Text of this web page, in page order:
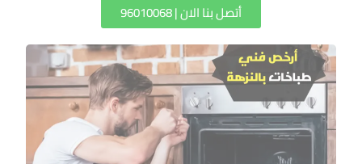
أتصل بنا الان | 96010068